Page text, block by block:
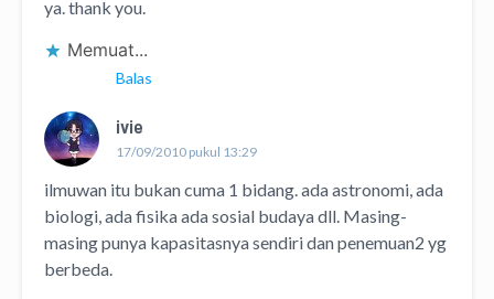
ya. thank you.
Memuat...
Balas
ivie
17/09/2010 pukul 13:29
ilmuwan itu bukan cuma 1 bidang. ada astronomi, ada
biologi, ada fisika ada sosial budaya dll. Masing-
masing punya kapasitasnya sendiri dan penemuan2 yg
berbeda.